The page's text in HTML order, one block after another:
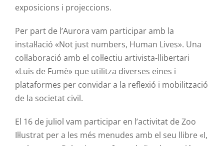
exposicions i projeccions.
Per part de l’Aurora vam participar amb la
instal·lació «Not just numbers, Human Lives». Una
col·laboració amb el col·lectiu artivista-llibertari
«Luis de Fumè» que utilitza diverses eines i
plataformes per convidar a la reflexió i mobilització
de la societat civil.
El 16 de juliol vam participar en l’activitat de Zoo
Il·lustrat per a les més menudes amb el seu llibre «I,